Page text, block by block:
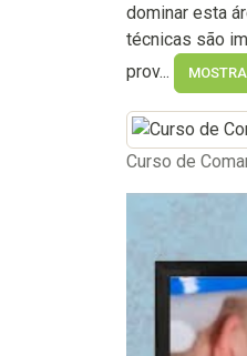
dominar esta
técnicas são
prov...
Curso de